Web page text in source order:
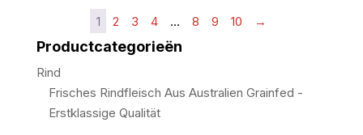
1 2 3 4 … 8 9 10 →
Productcategorieën
Rind
Frisches Rindfleisch Aus Australien Grainfed -
Erstklassige Qualität